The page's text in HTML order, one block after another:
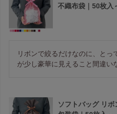
不織布袋｜50枚入
リボンで絞るだけなのに、とっ
が少し豪華に見えること間違い
ソフトバッグ リ